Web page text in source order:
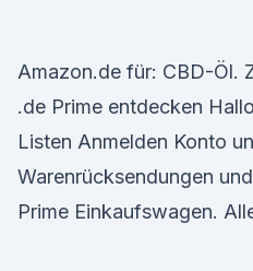
Amazon.de für: CBD-Öl.
.de Prime entdecken
Listen Anmelden Konto
Warenrücksendungen
Prime Einkaufswagen.